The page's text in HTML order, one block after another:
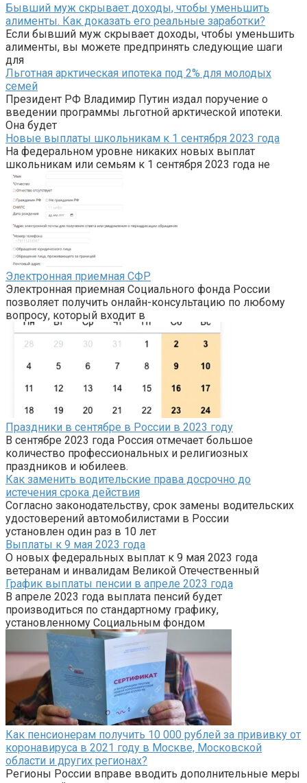
Бывший муж скрывает доходы, чтобы уменьшить
алименты. Как доказать его реальные заработки?
Если бывший муж скрывает доходы, чтобы уменьшить
алименты, вы можете предпринять следующие шаги
для
Льготная арктическая ипотека под 2% для молодых
семей
Президент РФ Владимир Путин издал поручение о
введении программы льготной арктической ипотеки.
Она будет
Новые выплаты школьникам к 1 сентября 2023 года
На федеральном уровне никаких новых выплат
школьникам или семьям к 1 сентября 2023 года не
Электронная приемная СФР
Электронная приемная Социального фонда России
позволяет получить онлайн-консультацию по любому
вопросу, который входит в
Праздники в сентябре в России в 2023 году
В сентябре 2023 года Россия отмечает большое
количество профессиональных и религиозных
праздников и юбилеев.
Как заменить водительские права досрочно до
истечения срока действия
Согласно законодательству, срок замены водительских
удостоверений автомобилистами в России
установлен один раз в 10 лет
Выплаты к 9 мая 2023 года
О новых федеральных выплат к 9 мая 2023 года
ветеранам и инвалидам Великой Отечественный
График выплаты пенсии в апреле 2023 года
В апреле 2023 года выплата пенсий будет
производиться по стандартному графику,
установленному Социальным фондом
Как пенсионерам получить 10 000 рублей за прививку от
коронавируса в 2021 году в Москве, Московской
области и других регионах?
Регионы России вправе вводить дополнительные меры